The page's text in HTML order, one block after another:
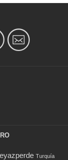
Turquía